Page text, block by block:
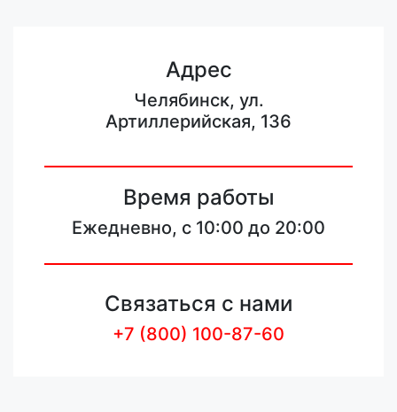
Адрес
Челябинск, ул.
Артиллерийская, 136
Время работы
Ежедневно, с 10:00 до 20:00
Связаться с нами
+7 (800) 100-87-60